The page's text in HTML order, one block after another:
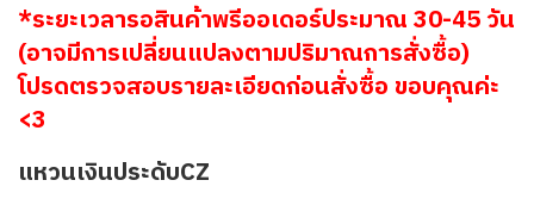
*ระยะเวลารอสินค้าพรีออเดอร์ประมาณ 30-45 วัน
(อาจมีการเปลี่ยนแปลงตามปริมาณการสั่งซื้อ)
โปรดตรวจสอบรายละเอียดก่อนสั่งซื้อ ขอบคุณค่ะ
<3
แหวนเงินประดับCZ